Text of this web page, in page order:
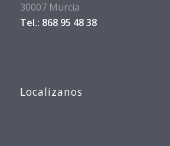
30007 Murcia
Tel.: 868 95 48 38
Localizanos